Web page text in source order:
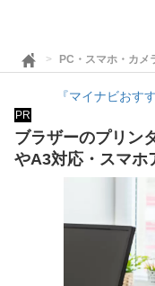
PC・スマホ・カメ
『マイナビおす
PR
ブラザーのプリン
やA3対応・スマホ